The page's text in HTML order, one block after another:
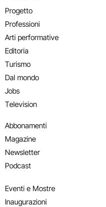
Progetto
Professioni
Arti performative
Editoria
Turismo
Dal mondo
Jobs
Television
Abbonamenti
Magazine
Newsletter
Podcast
Eventi e Mostre
Inaugurazioni